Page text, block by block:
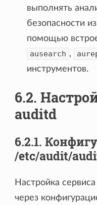
выполнять
безопасности
помощью
ausearch ,
инструментов.
6.2.
auditd
6.2.1.
/etc/audit/
Настройка сервиса
через